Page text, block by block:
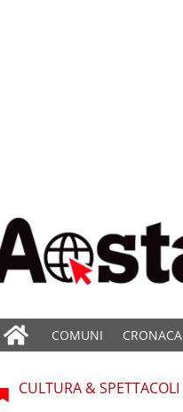
COMUNI CRONACA
CULTURA & SPETTACOLI